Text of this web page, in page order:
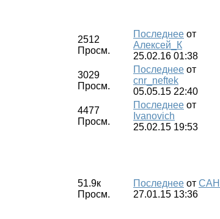
2512
Просм.
Последнее от
Алексей_К
25.02.16 01:38
3029
Просм.
Последнее от
cnr_neftek
05.05.15 22:40
4477
Просм.
Последнее от
Ivanovich
25.02.15 19:53
51.9к
Просм.
Последнее от
27.01.15 13:36